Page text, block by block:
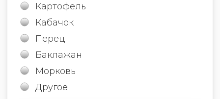
Картофель
Кабачок
Перец
Баклажан
Морковь
Другое